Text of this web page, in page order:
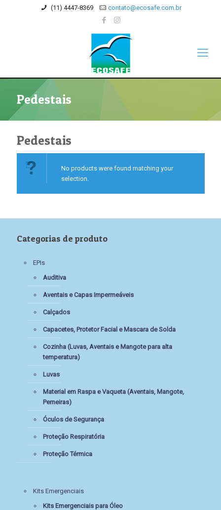
(11) 4447-8369 contato@ecosafe.com.br
Pedestais
Pedestais
No products were found matching your
selection.
Categorias de produto
EPIs
Auditiva
Aventais e Capas Impermeáveis
Calçados
Capacetes, Protetor Facial e Mascara de Solda
Cozinha (Luvas, Aventais e Mangote para alta
temperatura)
Luvas
Material em Raspa e Vaqueta (Aventais, Mangote,
Perneiras)
Óculos de Segurança
Proteção Respiratória
Proteção Térmica
Kits Emergenciais
Kits Emergenciais para Óleo